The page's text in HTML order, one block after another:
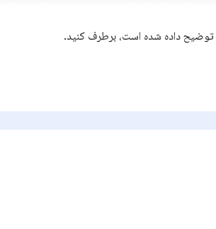
توضیح داده شده است، برطرف کنید.